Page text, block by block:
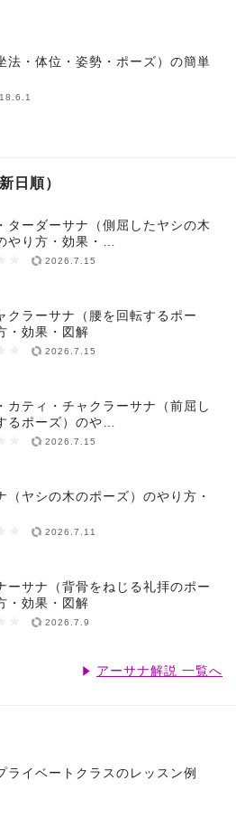
法・体位・姿勢・ポーズ）の簡単
日順）
ターダーサナ（側屈したヤシの木
やり方・効果・…
2026.7.15
クラーサナ（腰を回転するポー
・効果・図解
2026.7.15
カティ・チャクラーサナ（前屈し
るポーズ）のや…
2026.7.15
（ヤシの木のポーズ）のやり方・
2026.7.11
ーサナ（背骨をねじる礼拝のポー
・効果・図解
2026.7.9
アーサナ解説 一覧へ
ライベートクラスのレッスン例